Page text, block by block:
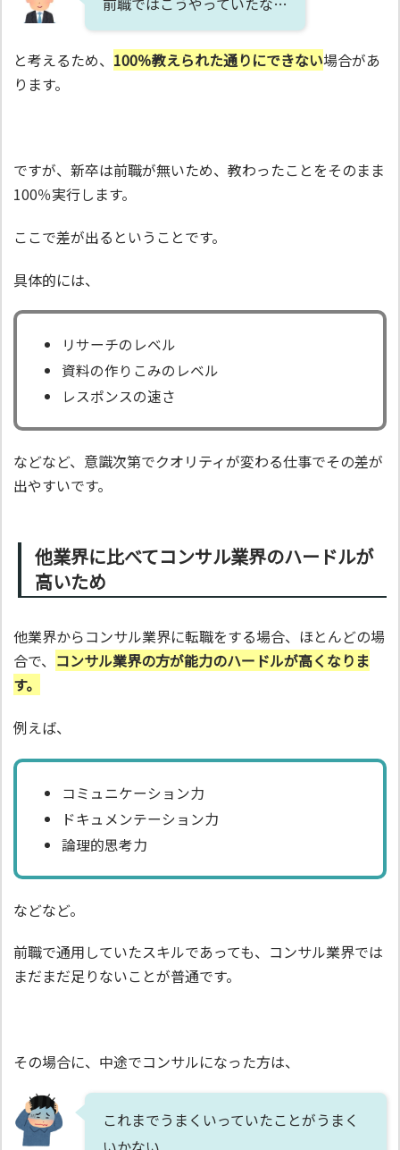
と考えるため、 100％教えられた通りにできない場合があ
ります。
ですが、新卒は前職が無いため、教わったことをそのまま
100％実行します。
ここで差が出るということです。
具体的には、
リサーチのレベル
資料の作りこみのレベル
レスポンスの速さ
などなど、意識次第でクオリティが変わる仕事でその差が
出やすいです。
他業界に比べてコンサル業界のハードルが
高いため
他業界からコンサル業界に転職をする場合、ほとんどの場
合で、 コンサル業界の方が能力のハードルが高くなりま
す。
例えば、
コミュニケーション力
ドキュメンテーション力
論理的思考力
などなど。
前職で通用していたスキルであっても、コンサル業界では
まだまだ足りないことが普通です。
その場合に、中途でコンサルになった方は、
これまでうまくいっていたことがうまく